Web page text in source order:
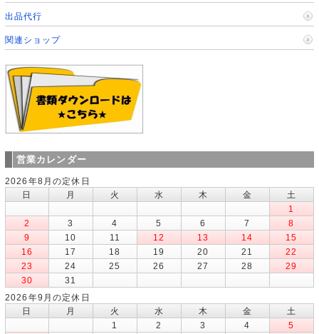
出品代行
関連ショップ
営業カレンダー
2026年8月の定休日
日
月 火 水 木 金
土
1
2
3 4 5 6 7
8
9
10 11 12 13 14
15
16
17 18 19 20 21
22
23
24 25 26 27 28
29
30
31
2026年9月の定休日
日
月 火 水 木 金
土
1
2 3 4
5